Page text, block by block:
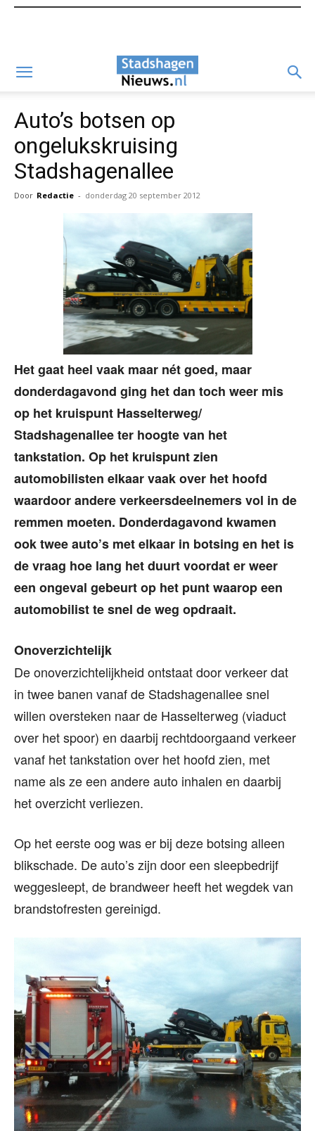
Auto’s botsen op
ongelukskruising
Stadshagenallee
Door Redactie - donderdag 20 september 2012
Het gaat heel vaak maar nét goed, maar
donderdagavond ging het dan toch weer mis
op het kruispunt Hasselterweg/
Stadshagenallee ter hoogte van het
tankstation. Op het kruispunt zien
automobilisten elkaar vaak over het hoofd
waardoor andere verkeersdeelnemers vol in de
remmen moeten. Donderdagavond kwamen
ook twee auto’s met elkaar in botsing en het is
de vraag hoe lang het duurt voordat er weer
een ongeval gebeurt op het punt waarop een
automobilist te snel de weg opdraait.
Onoverzichtelijk
De onoverzichtelijkheid ontstaat door verkeer dat
in twee banen vanaf de Stadshagenallee snel
willen oversteken naar de Hasselterweg (viaduct
over het spoor) en daarbij rechtdoorgaand verkeer
vanaf het tankstation over het hoofd zien, met
name als ze een andere auto inhalen en daarbij
het overzicht verliezen.
Op het eerste oog was er bij deze botsing alleen
blikschade. De auto’s zijn door een sleepbedrijf
weggesleept, de brandweer heeft het wegdek van
brandstofresten gereinigd.